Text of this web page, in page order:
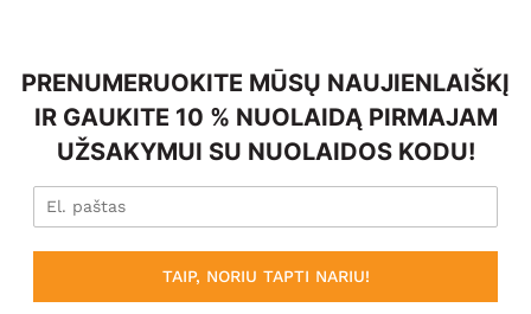
PRENUMERUOKITE MŪSŲ NAUJIENLAIŠKĮ
IR GAUKITE 10 % NUOLAIDĄ PIRMAJAM
UŽSAKYMUI SU NUOLAIDOS KODU!
TAIP, NORIU TAPTI NARIU!